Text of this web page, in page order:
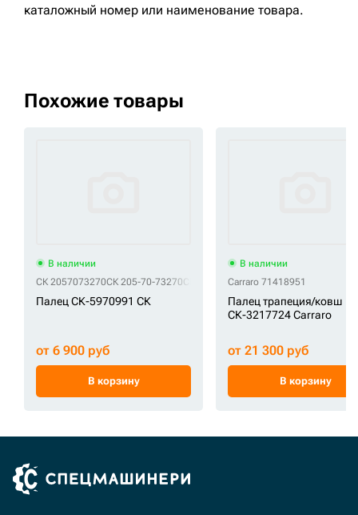
каталожный номер или наименование товара.
Похожие товары
В наличии
СК 2057073270СК 205-70-73270СК 205-70-73270NK СК 22U-70-11672
Палец СК-5970991 СК
от 6 900 руб
В корзину
В наличии
Carraro 71418951
Палец трапеция/ковш
СК-3217724 Carraro
от 21 300 руб
В корзину